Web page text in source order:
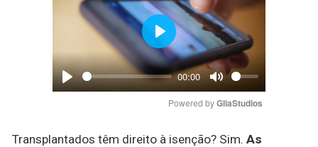
Play
00:00
Mute
Play
Powered by GliaStudios
Transplantados têm direito à isenção? Sim. As